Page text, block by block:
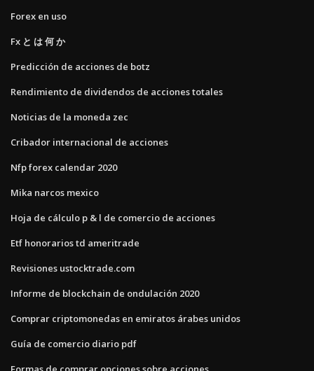
Forex en uso
Fx と は 何 か
Predicción de acciones de botz
Rendimiento de dividendos de acciones totales
Noticias de la moneda zec
Cribador internacional de acciones
Nfp forex calendar 2020
Mika narcos mexico
Hoja de cálculo p & l de comercio de acciones
Etf honorarios td ameritrade
Revisiones ustocktrade.com
Informe de blockchain de ondulación 2020
Comprar criptomonedas en emiratos árabes unidos
Guía de comercio diario pdf